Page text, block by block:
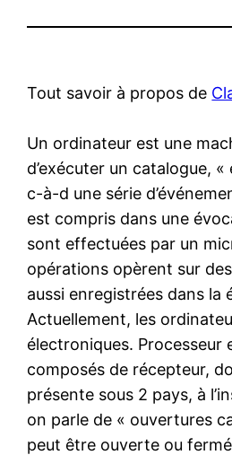
Tout savoir à propos de
Un ordinateur est une
d’exécuter un catalogue, «
c-à-d une série
est compris dans une
sont effectuées par un
opérations opèrent sur
aussi enregistrées dans la
Actuellement, les
électroniques. Processeur
composés de récepteur,
présente sous 2 pays, à
on parle de « ouvertures
peut être ouverte ou